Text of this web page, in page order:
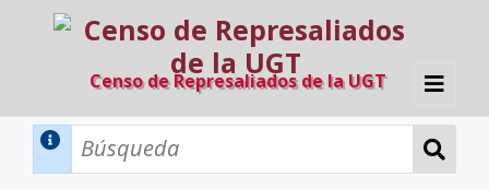
Censo de Represaliados de la UGT
Inicio